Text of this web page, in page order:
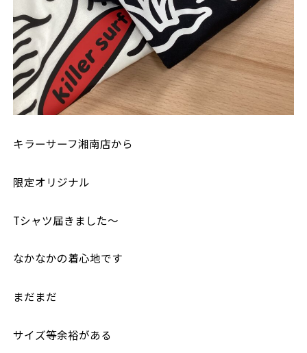
キラーサーフ湘南店から
限定オリジナル
Tシャツ届きました〜
なかなかの着心地です
まだまだ
サイズ等余裕がある
SNS